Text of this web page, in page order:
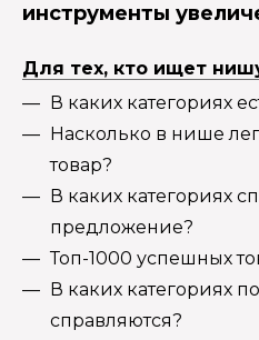
инструменты
Для тех, кто ищет
В каких категориях
Насколько в нише
товар?
В каких категориях
предложение?
Топ-1000 успешных
В каких категориях
справляются?